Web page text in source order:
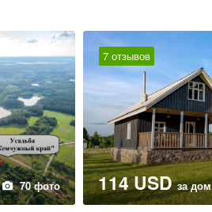
70 фото
7 отзывов
114 USDза дом